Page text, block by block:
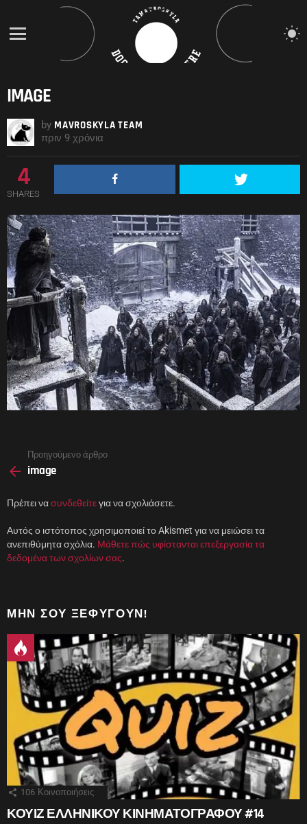
IMAGE
by MAVROSKYLA TEAM
πριν 9 χρόνια
4
SHARES
more
Προηγούμενο άρθρο
image
Πρέπει νασυνδεθείτεγια να σχολιάσετε.
Αυτός ο ιστότοπος χρησιμοποιεί το Akismet για να μειώσει τα
ανεπιθύμητα σχόλια. Μάθετε πώς υφίστανται επεξεργασία τα
δεδομένα των σχολίων σας.
ΜΗΝ ΣΟΥ ΞΕΦΎΓΟΥΝ!
106 Κοινοποιήσεις
ΚΟΥΙΖ ΕΛΛΗΝΙΚΟΥ ΚΙΝΗΜΑΤΟΓΡΑΦΟΥ #14